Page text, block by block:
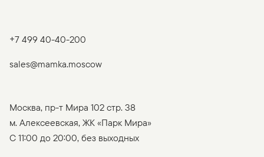
+7 499 40-40-200
sales@mamka.moscow
Москва, пр-т Мира 102 стр. 38
м. Алексеевская, ЖК «Парк Мира»
C 11:00 до 20:00, без выходных